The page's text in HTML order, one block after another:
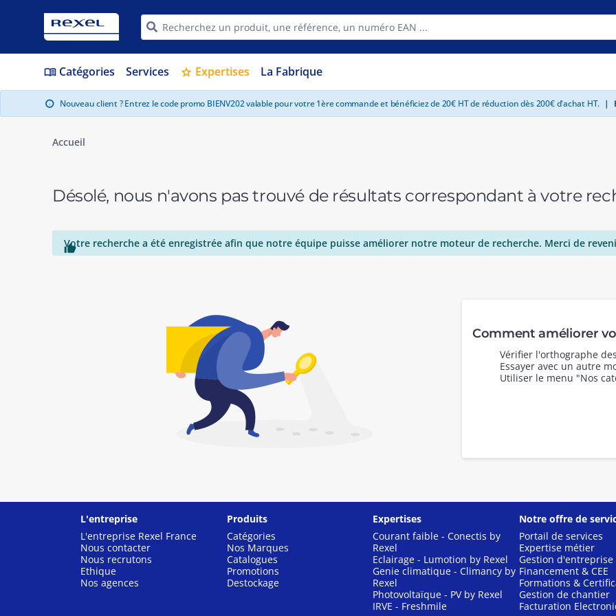
menu_book Catégories Services star Expertises La Fabrique
info Nouveau client ? Entrez le code promo BIENV202 valable pour votre 1ère commande et bénéficiez de 20€ HT de réduction dès 200€ d'achat HT. |
Accueil
Désolé, nous n'avons pas trouvé de résultats correspondant à votre

Votre recherche a été enregistrée afin que notre équipe puisse améliorer notre moteur de recherche. Merci de
Comment améliorer
Vérifier l'orthographe
Essayer avec un autre
Utiliser le menu "Nos
L'entreprise
L'entreprise Rexel France
Nous contacter
Nous recrutons
Ethique
Nos agences
Produits
Catégories
Nos Marques
Catalogues
Promotions
Destockage
Expertises
Courant faible - Conectis by
Rexel
Eclairage - Lumotion by Rexel
Genie climatique - Climancy by
Rexel
Photovoltaïque - PV by Rexel
IRVE - Freshmile
Notre offre de
Portail de services
Expertise métier
Gestion d'entreprise
Financement & CEE
Formations &
Gestion de chantier
Facturation